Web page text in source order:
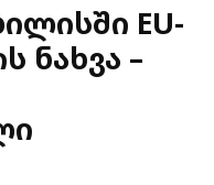
EU-
ნახვა –